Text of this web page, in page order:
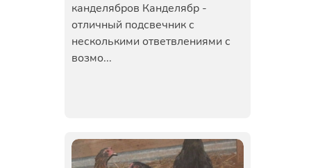
канделябров Канделябр -
отличный подсвечник с
несколькими ответвлениями с
возмо...